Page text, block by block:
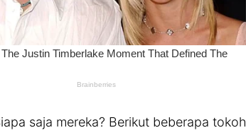
saja mereka? Berikut beberapa tokoh